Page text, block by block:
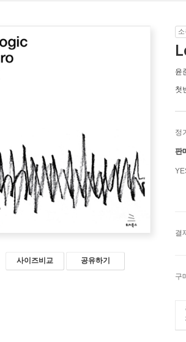
사이즈비교 공유하기
윤
첫
정
판
결
구